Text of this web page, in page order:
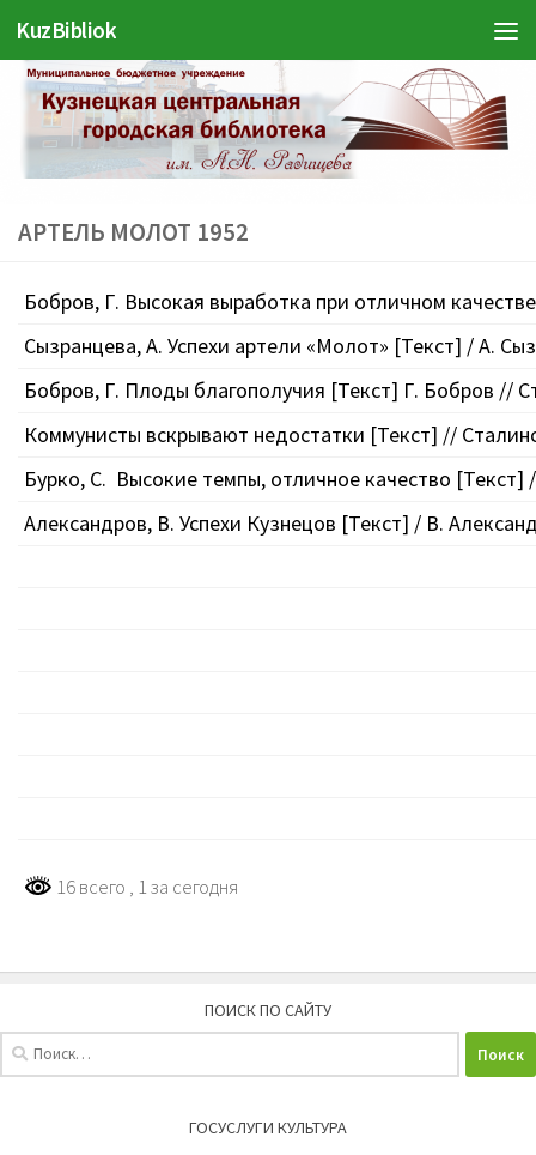
Перейти к содержимому
KuzBibliok
АРТЕЛЬ МОЛОТ 1952
Бобров, Г. Высокая выработка при отличном
Сызранцева, А. Успехи артели «Молот» [Текст] / А.
Бобров, Г. Плоды благополучия [Текст] Г. Бобров //
Коммунисты вскрывают недостатки [Текст] //
Бурко, С. Высокие темпы, отличное качество
Александров, В. Успехи Кузнецов [Текст] / В.
16 всего , 1 за сегодня
ПОИСК ПО САЙТУ
ГОСУСЛУГИ КУЛЬТУРА